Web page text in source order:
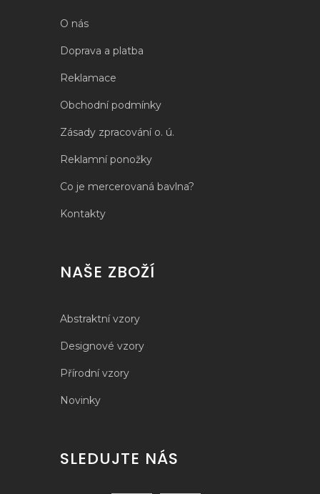
O nás
Doprava a platba
Reklamace
Obchodní podmínky
Zásady zpracování o. ú.
Reklamní ponožky
Co je mercerovaná bavlna?
Kontakty
NAŠE ZBOŽÍ
Abstraktní vzory
Designové vzory
Přírodní vzory
Novinky
SLEDUJTE NÁS